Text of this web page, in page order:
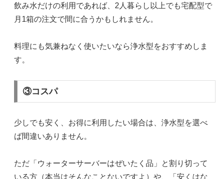
飲み水だけの利用であれば、2人暮らし以上でも宅配型で
月1箱の注文で間に合うかもしれません。
料理にも気兼ねなく使いたいなら浄水型をおすすめしま
す。
③コスパ
少しでも安く、お得に利用したい場合は、浄水型を選べ
ば間違いありません。
ただ「ウォーターサーバーはぜいたく品」と割り切って
いる方（本当はそんなことないですよ）や、「安くはな